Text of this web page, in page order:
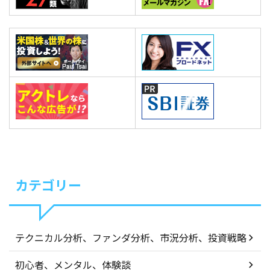
カテゴリー
テクニカル分析、ファンダ分析、市況分析、投資戦略
初心者、メンタル、体験談